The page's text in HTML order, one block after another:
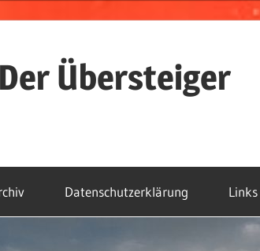
Der Übersteiger
Datenschutzerklärung